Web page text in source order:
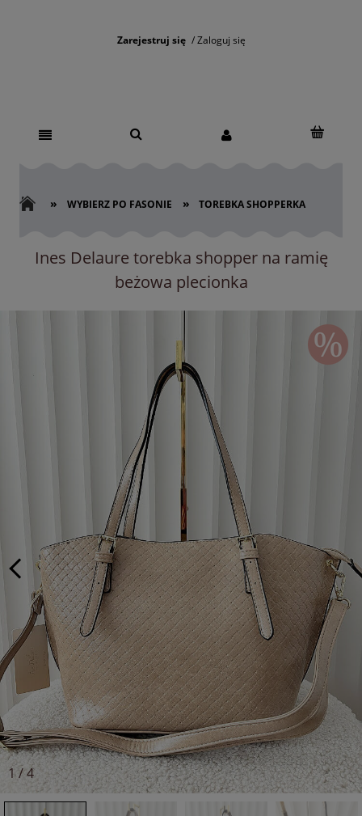
Zarejestruj się Zaloguj się
» WYBIERZ PO FASONIE » TOREBKA SHOPPERKA
Ines Delaure torebka shopper na ramię
beżowa plecionka
1/4